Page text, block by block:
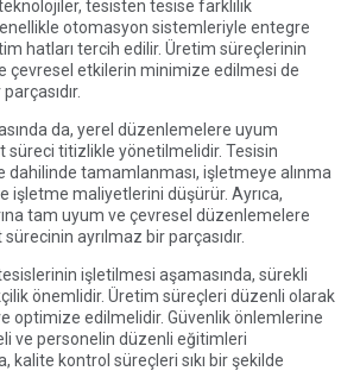
tesisten tesise farklılık
otomasyon sistemleriyle entegre
hatları tercih edilir. Üretim süreçlerinin
çevresel etkilerin minimize edilmesi de
da, yerel düzenlemelere uyum
süreci titizlikle yönetilmelidir. Tesisin
dahilinde tamamlanması, işletmeye alınma
işletme maliyetlerini düşürür. Ayrıca,
tam uyum ve çevresel düzenlemelere
ayrılmaz bir parçasıdır.
işletilmesi aşamasında, sürekli
önemlidir. Üretim süreçleri düzenli olarak
optimize edilmelidir. Güvenlik önlemlerine
ve personelin düzenli eğitimleri
kalite kontrol süreçleri sıkı bir şekilde